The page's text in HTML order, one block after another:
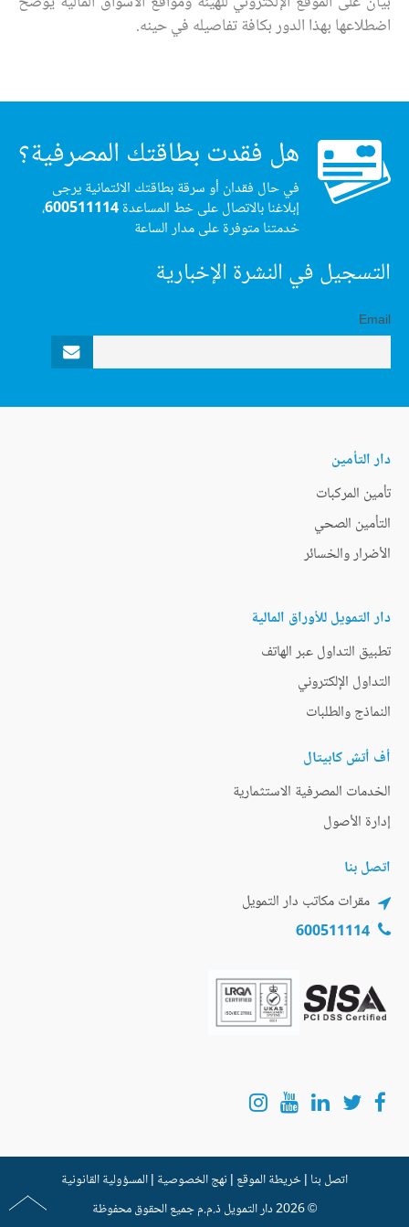
اضطلاعها بهذا الدور بكافة تفاصيله في حينه.
هل فقدت بطاقتك المصرفية؟
في حال فقدان أو سرقة بطاقتك الائتمانية يرجى
إبلاغنا بالاتصال على خط المساعدة600511114،
خدمتنا متوفرة على مدار الساعة
التسجيل في النشرة الإخبارية
Email
دار التأمين
تأمين المركبات
التأمين الصحي
الأضرار والخسائر
دار التمويل للأوراق المالية
تطبيق التداول عبر الهاتف
التداول الإلكتروني
النماذج والطلبات
أف أتش كابيتال
الخدمات المصرفية الاستثمارية
إدارة الأصول
اتصل بنا
مقرات مكاتب دار التمويل
600511114
اتصل بنا |خريطة الموقع |نهج الخصوصية |المسؤولية القانونية
© 2026
دار التمويلذ.م.م جميع الحقوق محفوظة